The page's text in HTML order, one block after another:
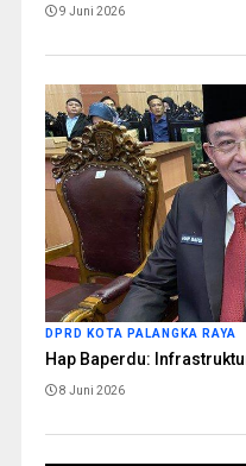
9 Juni 2026
DPRD KOTA PALANGKA RAYA
Hap Baperdu:
8 Juni 2026